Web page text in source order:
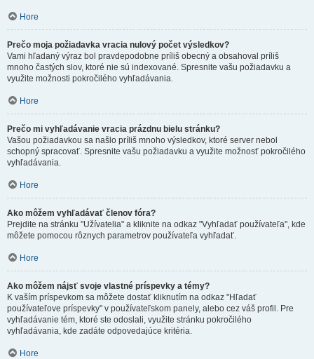
Hore
Prečo moja požiadavka vracia nulový počet výsledkov?
Vami hľadaný výraz bol pravdepodobne príliš obecný a obsahoval príliš
mnoho častých slov, ktoré nie sú indexované. Spresnite vašu požiadavku a
využite možnosti pokročilého vyhľadávania.
Hore
Prečo mi vyhľadávanie vracia prázdnu bielu stránku?
Vašou požiadavkou sa našlo príliš mnoho výsledkov, ktoré server nebol
schopný spracovať. Spresnite vašu požiadavku a využite možnosť pokročilého
vyhľadávania.
Hore
Ako môžem vyhľadávať členov fóra?
Prejdite na stránku "Užívatelia" a kliknite na odkaz "Vyhľadať používateľa", kde
môžete pomocou rôznych parametrov používateľa vyhľadať.
Hore
Ako môžem nájsť svoje vlastné príspevky a témy?
K vaším príspevkom sa môžete dostať kliknutím na odkaz "Hľadať
používateľove príspevky" v používateľskom panely, alebo cez váš profil. Pre
vyhľadávanie tém, ktoré ste odoslali, využite stránku pokročilého
vyhľadávania, kde zadáte odpovedajúce kritéria.
Hore